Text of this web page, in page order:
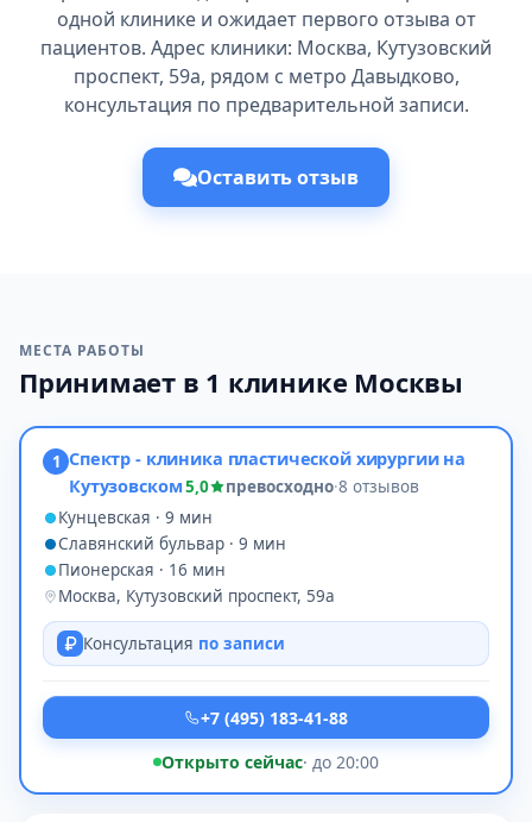
одной клинике и ожидает первого отзыва от
пациентов. Адрес клиники: Москва, Кутузовский
проспект, 59а, рядом с метро Давыдково,
консультация по предварительной записи.
Оставить отзыв
МЕСТА РАБОТЫ
Принимает в 1 клинике Москвы
1 Спектр - клиника пластической хирургии на
Кутузовском5,0 превосходно·8 отзывов
Кунцевская · 9 мин
Славянский бульвар · 9 мин
Пионерская · 16 мин
Москва, Кутузовский проспект, 59а
Консультация по записи
+7 (495) 183-41-88
Открыто сейчас· до 20:00